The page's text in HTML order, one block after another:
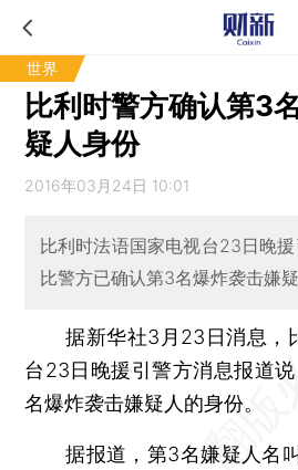
世界
比利时警方确认第3
疑人身份
2016年03月24日 10:01
比利时法语国家电视台23日晚援
比警方已确认第3名爆炸袭击嫌
据新华社3月23日消息，
台23日晚援引警方消息报道
名爆炸袭击嫌疑人的身份。
据报道，第3名嫌疑人名叫